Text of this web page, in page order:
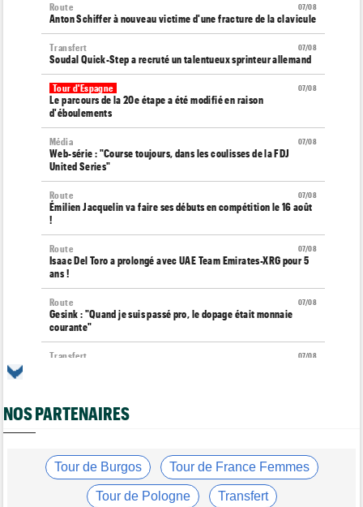
07/08
Route
Anton Schiffer à nouveau victime d'une fracture de la clavicule
07/08
Transfert
Soudal Quick-Step a recruté un talentueux sprinteur allemand
07/08
Tour d'Espagne
Le parcours de la 20e étape a été modifié en raison
d'éboulements
07/08
Média
Web-série : "Course toujours, dans les coulisses de la FDJ
United Series"
07/08
Route
Émilien Jacquelin va faire ses débuts en compétition le 16 août
!
07/08
Route
Isaac Del Toro a prolongé avec UAE Team Emirates-XRG pour 5
ans !
07/08
Route
Gesink : "Quand je suis passé pro, le dopage était monnaie
courante"
07/08
Transfert
Transfert
Lotto-Intermarché fait passer pro trois jeunes de sa formation
Kasia Niewiadoma : "C'est tellement génial d'être cycliste"
Tour de Burgos
Matthew Brennan : "Je me suis retrouvé un peu trop loin…"
NOS PARTENAIRES
Tour de Burgos Tour de France Femmes
Tour de Pologne Transfert